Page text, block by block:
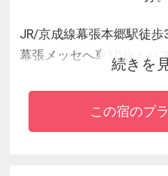
JR/京成線幕張本郷駅徒歩3
幕張メッセへ車10分・バ
高速で安定した無料Wi-Fi
Youtube等視聴可能な43
コンビニ徒歩30秒。選べ
続きを
この宿のプ